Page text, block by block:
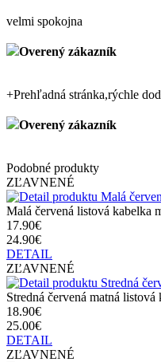
velmi spokojna
Overený zákazník
+Prehľadná stránka,rýchle
Overený zákazník
Podobné produkty
ZĽAVNENÉ
Malá červená listová kabelka
17.90€
24.90€
DETAIL
ZĽAVNENÉ
Stredná červená matná listová
18.90€
25.00€
DETAIL
ZĽAVNENÉ